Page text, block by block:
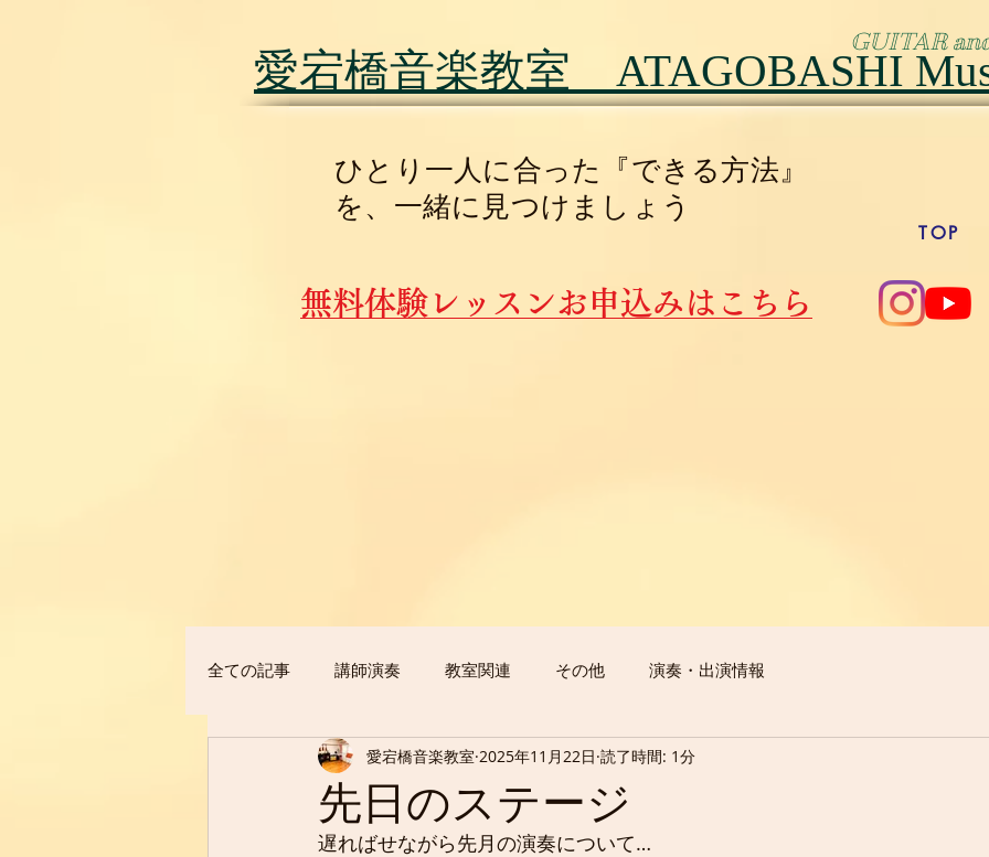
愛宕橋音楽教室 ATAGOBASHI
​GUITAR
​ひとり一人に合った『できる方法』
を、一緒に見つけましょう
TOP
無料体験レッスンお申込みはこちら
全ての記事 講師演奏 教室関連 その他 演奏・出演情報
先日のステージ
愛宕橋音楽教室 2025年11月22日 読了時間: 1分
遅ればせながら先月の演奏について…